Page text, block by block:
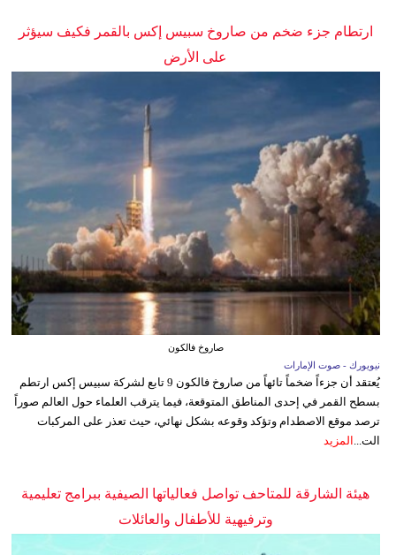
ارتطام جزء ضخم من صاروخ سبيس إكس بالقمر فكيف سيؤثر
على الأرض
صاروخ فالكون
نيويورك - صوت الإمارات
يُعتقد أن جزءاً ضخماً تائهاً من صاروخ فالكون 9 تابع لشركة سبيس إكس ارتطم
بسطح القمر في إحدى المناطق المتوقعة، فيما يترقب العلماء حول العالم صوراً
ترصد موقع الاصطدام وتؤكد وقوعه بشكل نهائي، حيث تعذر على المركبات
الت...
المزيد
هيئة الشارقة للمتاحف تواصل فعالياتها الصيفية ببرامج تعليمية
وترفيهية للأطفال والعائلات